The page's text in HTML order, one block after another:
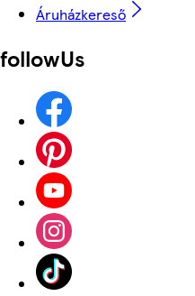
Áruházkereső
followUs